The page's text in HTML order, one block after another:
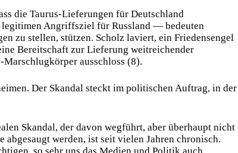
die Taurus-Lieferungen für Deutschland
Angriffsziel für Russland — bedeuten
zu stellen, stützen. Scholz laviert, ein Friedensengel
Bereitschaft zur Lieferung weitreichender
ausschloss (8).
Der Skandal steckt im politischen Auftrag, in der
Skandal, der davon wegführt, aber überhaupt nicht
abgesaugt werden, ist seit vielen Jahren chronisch.
so sehr uns das Medien und Politik auch